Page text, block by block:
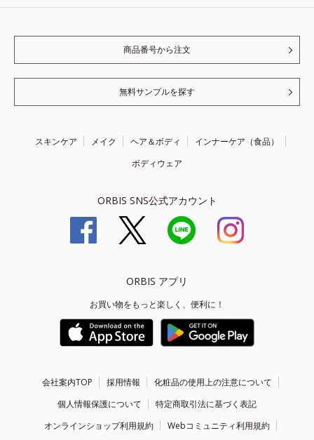
商品番号から注文
無料サンプルを探す
スキンケア メイク ヘア＆ボディ
インナーケア（食品）
ボディウェア
ORBIS SNS公式アカウント
ORBIS アプリ
お買い物をもっと楽しく、便利に！
会社案内TOP 採用情報
化粧品の使用上の注意について
個人情報保護について
特定商取引法に基づく表記
オンラインショップ利用規約
Webコミュニティ利用規約